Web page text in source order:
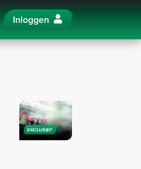
Inloggen
EXCLUSIEF